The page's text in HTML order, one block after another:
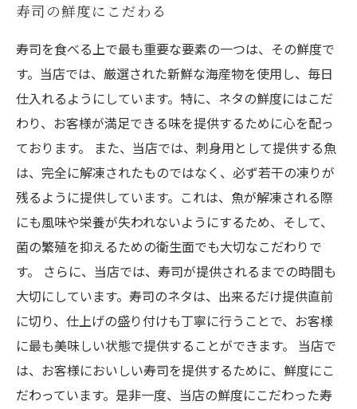
寿司の鮮度にこだわる
寿司を食べる上で最も重要な要素の一つは、その鮮度で
す。当店では、厳選された新鮮な海産物を使用し、毎日
仕入れるようにしています。特に、ネタの鮮度にはこだ
わり、お客様が満足できる味を提供するために心を配っ
ております。 また、当店では、刺身用として提供する魚
は、完全に解凍されたものではなく、必ず若干の凍りが
残るように提供しています。これは、魚が解凍される際
にも風味や栄養が失われないようにするため、そして、
菌の繁殖を抑えるための衛生面でも大切なこだわりで
す。 さらに、当店では、寿司が提供されるまでの時間も
大切にしています。寿司のネタは、出来るだけ提供直前
に切り、仕上げの盛り付けも丁寧に行うことで、お客様
に最も美味しい状態で提供することができます。 当店で
は、お客様においしい寿司を提供するために、鮮度にこ
だわっています。是非一度、当店の鮮度にこだわった寿